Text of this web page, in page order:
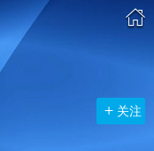
关注